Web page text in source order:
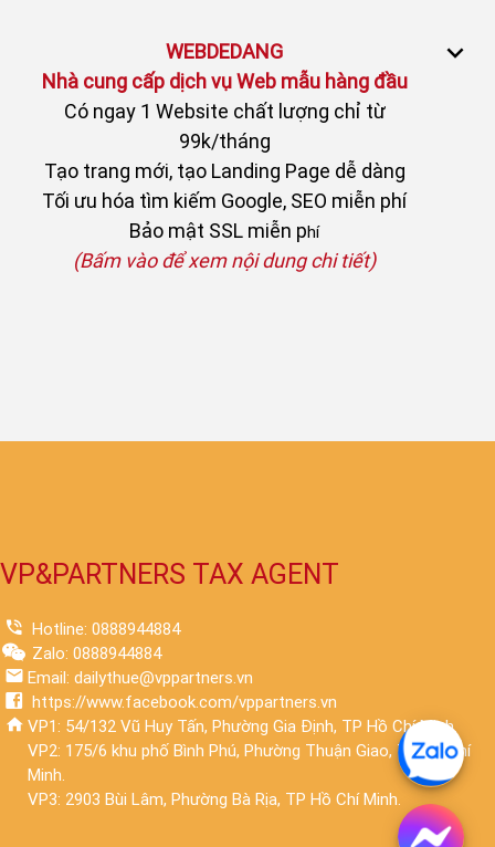
WEBDEDANG
Nhà cung cấp dịch vụ Web mẫu hàng đầu
Có ngay 1 Website chất lượng chỉ từ
99k/tháng
Tạo trang mới, tạo Landing Page dễ dàng
Tối ưu hóa tìm kiếm Google, SEO miễn phí
Bảo mật SSL miễn phí
(Bấm vào để xem nội dung chi tiết)
VP&PARTNERS TAX AGENT
Hotline: 0888944884
Zalo: 0888944884
Email: dailythue@vppartners.vn
https://www.facebook.com/vppartners.vn
VP1: 54/132 Vũ Huy Tấn, Phường Gia Định, TP Hồ Chí Minh.
VP2: 175/6 khu phố Bình Phú, Phường Thuận Giao, TP Hồ Chí
Minh.
VP3: 2903 Bùi Lâm, Phường Bà Rịa, TP Hồ Chí Minh.